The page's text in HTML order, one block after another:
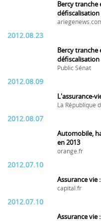
Bercy
défiscalisation
2012.08.23
Bercy
défiscalisation
Public Sénat
2012.08.09
L'assurance-
La République
2012.08.07
Automobile,
en 2013
orange.fr
2012.07.10
Assurance vie
capital.fr
2012.07.10
Assurance vie